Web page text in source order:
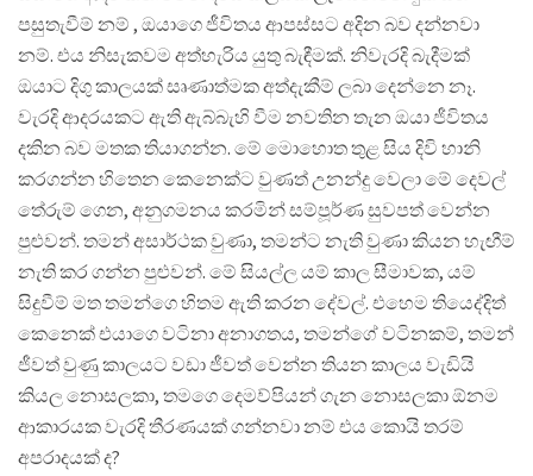
පසුතැවීම් නම් , ඔයාගෙ ජීවිතය ආපස්සට අදින බව දන්නවා
නම්. එය නිසැකවම අත්හැරිය යුතු බැඳීමක්. නිවැරදි බැදීමක්
ඔයාට දිගු කාලයක් සෘණාත්මක අත්දැකීම් ලබා දෙන්නෙ නෑ.
වැරදි ආදරයකට ඇති ඇබ්බැහි වීම නවතින තැන ඔයා ජීවිතය
දකින බව මතක තියාගන්න. මේ මොහොත තුළ සිය දිවි හානි
කරගන්න හිතෙන කෙනෙක්ට වුණත් උනන්දු වෙලා මේ දෙවල්
තේරුම් ගෙන, අනුගමනය කරමින් සම්පූර්ණ සුවපත් වෙන්න
පුළුවන්. තමන් අසාර්ථක වුණා, තමන්ට නැති වුණා කියන හැඟීම්
නැති කර ගන්න පුළුවන්. මේ සියල්ල යම් කාල සීමාවක, යම්
සිදුවීම් මත තමන්ගෙ හිතම ඇති කරන දේවල්. එහෙම තියෙද්දිත්
කෙනෙක් එයාගෙ වටිනා අනාගතය, තමන්ගේ වටිනකම්, තමන්
ජීවත් වුණු කාලයට වඩා ජීවත් වෙන්න තියන කාලය වැඩියි
කියල නොසලකා, තමගෙ දෙමව්පියන් ගැන නොසලකා ඕනම
ආකාරයක වැරදි තීරණයක් ගන්නවා නම් එය කොයි තරම්
අපරාදයක් ද?